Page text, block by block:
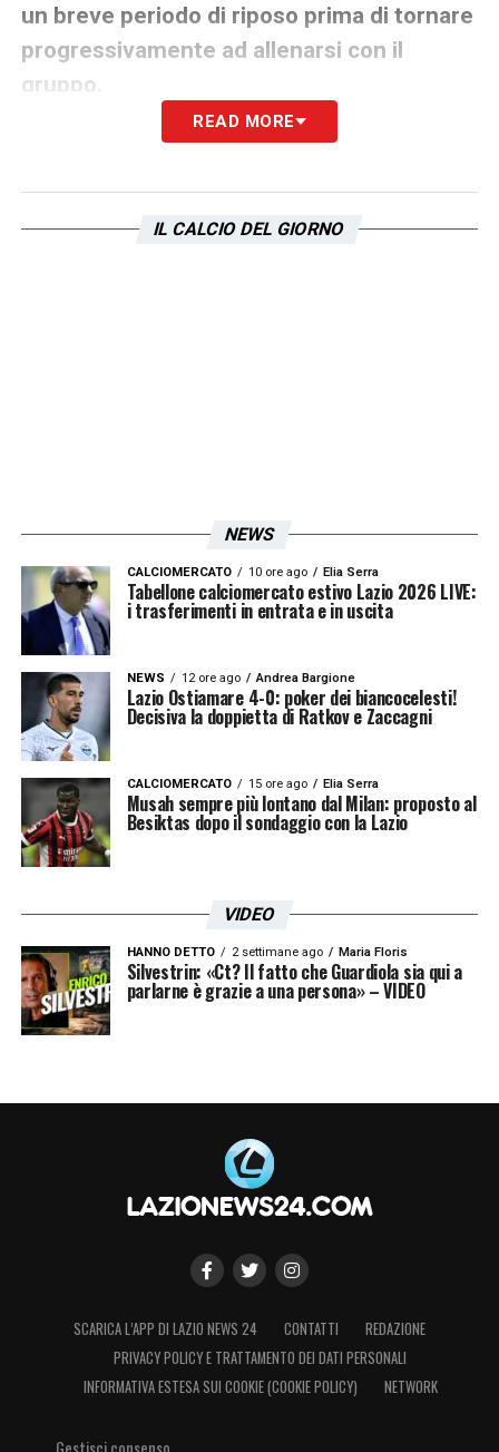
un breve periodo di riposo prima di tornare
progressivamente ad allenarsi con il
gruppo.
L’obiettivo è chiaro: preservare il giocatore in
indirizzare il giudizio complessivo sull’annata
In casa biancoceleste prevale dunque una
moderata fiducia. L’assenza contro l’Inter
pesa, ma il quadro clinico non sembra
compromettere la presenza del giocatore
nella finale. I prossimi allenamenti saranno
decisivi per capire se
potrà tornare
a disposizione di
più attesa.
LA PLAYLIST DELLE NOSTRE TOP NEWS
READ MORE
IL CALCIO DEL GIORNO
NEWS
CALCIOMERCATO 10 ore ago Elia Serra
Tabellone calciomercato estivo Lazio 2026 LIVE:
i trasferimenti in entrata e in uscita
NEWS 12 ore ago Andrea Bargione
Lazio Ostiamare 4-0: poker dei biancocelesti!
Decisiva la doppietta di Ratkov e Zaccagni
CALCIOMERCATO 15 ore ago Elia Serra
Musah sempre più lontano dal Milan: proposto al
Besiktas dopo il sondaggio con la Lazio
VIDEO
HANNO DETTO 2 settimane ago Maria Floris
Silvestrin: «Ct? Il fatto che Guardiola sia qui a
parlarne è grazie a una persona» – VIDEO
SCARICA L’APP DI LAZIO NEWS 24 CONTATTI
REDAZIONE
PRIVACY POLICY E TRATTAMENTO DEI DATI PERSONALI
INFORMATIVA ESTESA SUI COOKIE (COOKIE POLICY)
NETWORK